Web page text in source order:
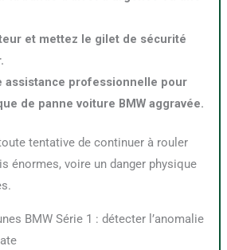
de panne voiture BMW aggravée.
énormes, voire un danger physique
BMW Série 1 : détecter l’anomalie